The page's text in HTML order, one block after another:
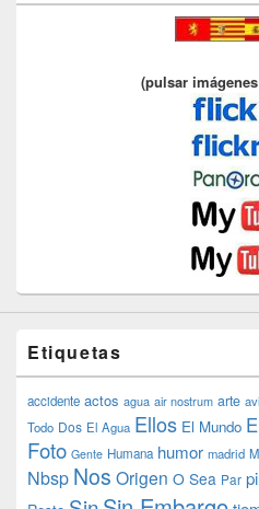
(pulsar
Etiquetas
accidente actos agua air nostrum arte
Todo Dos El Agua Ellos El Mundo
Foto Gente Humana humor madrid
Nbsp Nos Origen O Sea Par